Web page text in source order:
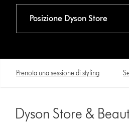
Posizione Dyson Store
Prenota una sessione di styling
Dyson Store &